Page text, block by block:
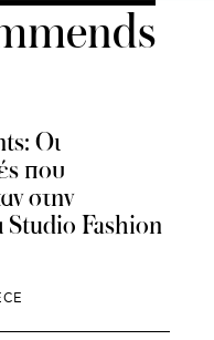
Οι
που
στην
Studio Fashion